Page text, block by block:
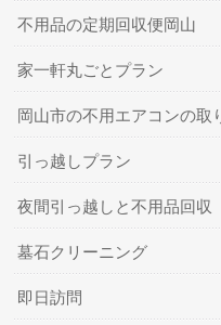
不用品の定期回収便岡山
家一軒丸ごとプラン
岡山市の不用エアコンの取
引っ越しプラン
夜間引っ越しと不用品回収
墓石クリーニング
即日訪問